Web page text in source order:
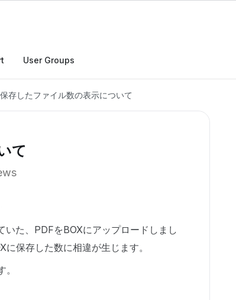
User Groups
保存したファイル数の表示について
て
た、PDFをBOXにアップロードしまし
保存した数に相違が生じます。